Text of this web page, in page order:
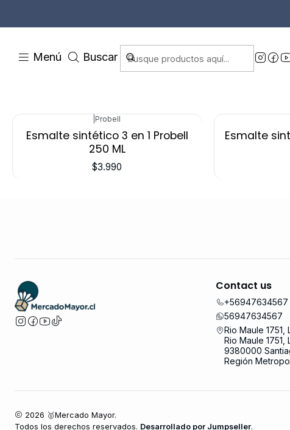
Menú Buscar
Probell
Esmalte sintético 3 en 1 Probell
250 ML
$3.990
Esmalte
Contact us
+56947634567
56947634567
Rio Maule
Rio Maule 1751,
9380000
Región
2026 🥇Mercado Mayor.
Todos los derechos reservados. Desarrollado por Jumpseller.